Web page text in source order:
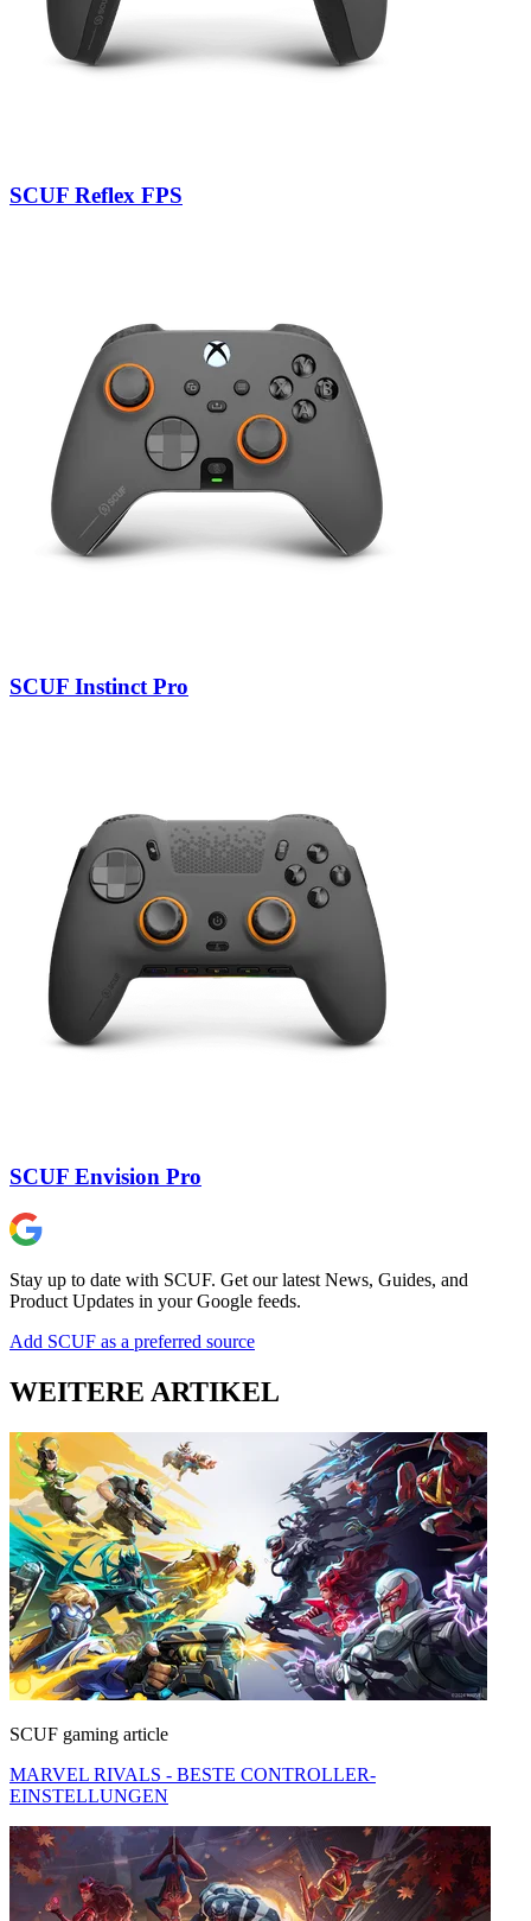
SCUF Reflex FPS
SCUF Instinct Pro
SCUF Envision Pro
Stay up to date with SCUF. Get our latest News, Guides, and
Product Updates in your Google feeds.
Add SCUF as a preferred source
WEITERE ARTIKEL
SCUF gaming article
MARVEL RIVALS - BESTE CONTROLLER-
EINSTELLUNGEN